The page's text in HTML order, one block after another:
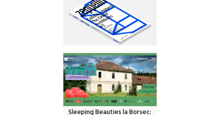
Sleeping Beauties la Borsec: